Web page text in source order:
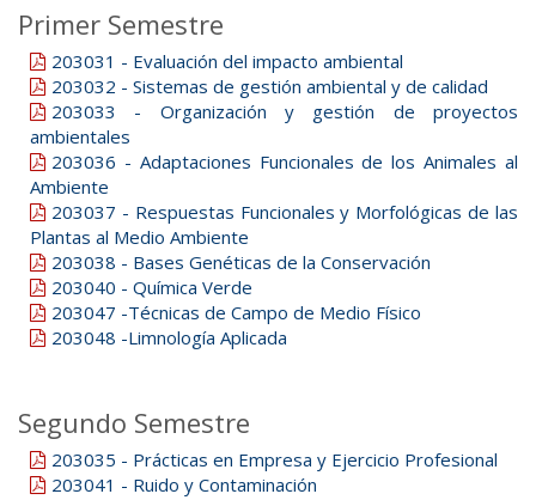
Primer Semestre
203031 - Evaluación del impacto ambiental
203032 - Sistemas de gestión ambiental y de calidad
203033 - Organización y gestión de proyectos
ambientales
203036 - Adaptaciones Funcionales de los Animales al
Ambiente
203037 - Respuestas Funcionales y Morfológicas de las
Plantas al Medio Ambiente
203038 - Bases Genéticas de la Conservación
203040 - Química Verde
203047 -Técnicas de Campo de Medio Físico
203048 -Limnología Aplicada
Segundo Semestre
203035 - Prácticas en Empresa y Ejercicio Profesional
203041 - Ruido y Contaminación